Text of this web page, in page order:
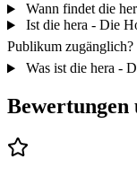
Wann findet die
Ist die hera - Die
Publikum zugänglich?
Was ist die hera -